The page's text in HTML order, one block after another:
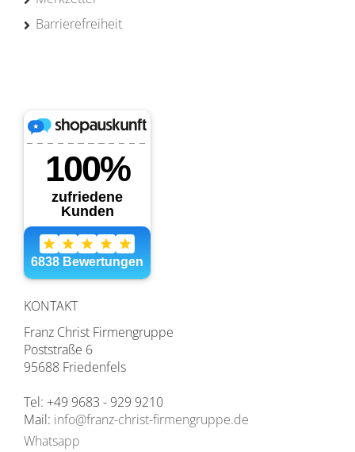
Barrierefreiheit
KONTAKT
Franz Christ Firmengruppe
Poststraße 6
95688 Friedenfels
Tel: +49 9683 - 929 9210
Mail: info@franz-christ-firmengruppe.de
Whatsapp